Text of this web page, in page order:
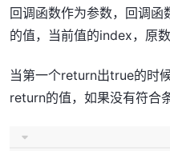
回调函数作为参数，回调
的值，当前值的index，原数
当第一个return出true的时
return的值，如果没有符合